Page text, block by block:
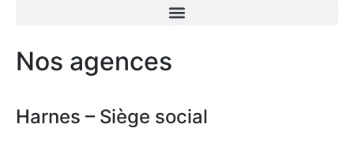
Nos agences
Harnes – Siège social